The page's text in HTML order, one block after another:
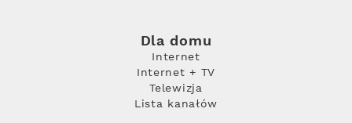
Dla domu
Internet
Internet + TV
Telewizja
Lista kanałów